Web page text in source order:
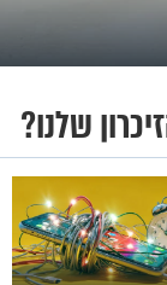
שלנו?